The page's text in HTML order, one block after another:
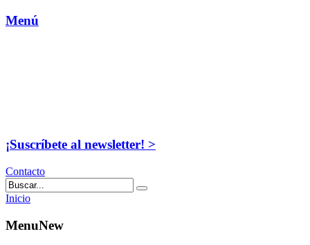
Menú
¡Suscríbete al newsletter! >
Contacto
Inicio
MenuNew